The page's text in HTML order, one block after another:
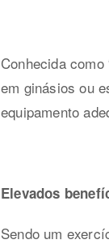
Conhecida
em ginásios ou
equipamento
Elevados
Sendo um